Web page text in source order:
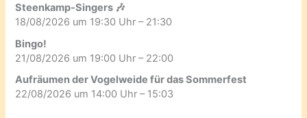
Steenkamp-Singers 🎶
18/08/2026 um 19:30 Uhr – 21:30
Bingo!
21/08/2026 um 19:00 Uhr – 22:00
Aufräumen der Vogelweide für das Sommerfest
22/08/2026 um 14:00 Uhr – 15:03